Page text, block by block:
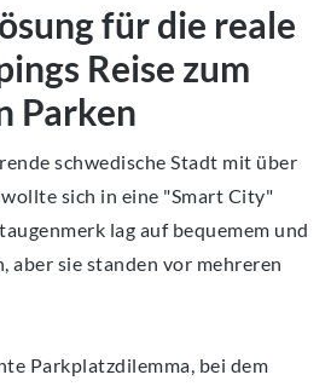
für die reale
Reise zum
Parken
schwedische Stadt mit über
sich in eine "Smart City"
lag auf bequemem und
aber sie standen vor mehreren
Parkplatzdilemma, bei dem